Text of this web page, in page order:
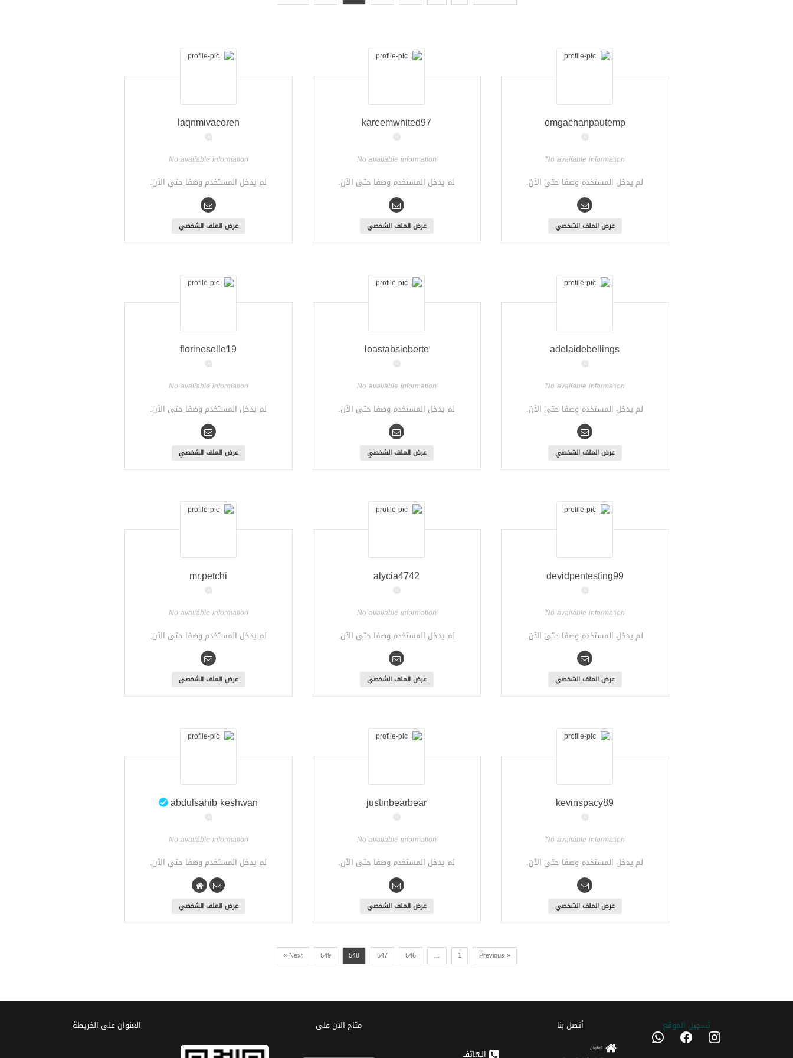
omgachanpautemp
No available information
لم يدخل المستخدم وصفا حتى الآن.
عرض الملف الشخصي
kareemwhited97
No available information
لم يدخل المستخدم وصفا حتى الآن.
عرض الملف الشخصي
laqnmivacoren
No available information
لم يدخل المستخدم وصفا حتى الآن.
عرض الملف الشخصي
adelaidebellings
No available information
لم يدخل المستخدم وصفا حتى الآن.
عرض الملف الشخصي
loastabsieberte
No available information
لم يدخل المستخدم وصفا حتى الآن.
عرض الملف الشخصي
florineselle19
No available information
لم يدخل المستخدم وصفا حتى الآن.
عرض الملف الشخصي
devidpentesting99
No available information
لم يدخل المستخدم وصفا حتى الآن.
عرض الملف الشخصي
alycia4742
No available information
لم يدخل المستخدم وصفا حتى الآن.
عرض الملف الشخصي
mr.petchi
No available information
لم يدخل المستخدم وصفا حتى الآن.
عرض الملف الشخصي
kevinspacy89
No available information
لم يدخل المستخدم وصفا حتى الآن.
عرض الملف الشخصي
justinbearbear
No available information
لم يدخل المستخدم وصفا حتى الآن.
عرض الملف الشخصي
abdulsahib keshwan
No available information
لم يدخل المستخدم وصفا حتى الآن.
عرض الملف الشخصي
« Previous
1
…
546
547
548
549
Next »
تسجیل الموقعinstagram
facebook
whatsapp
أتصل بنا
العنوان
الهاتف
متاح الان على العنوان علی الخریطة